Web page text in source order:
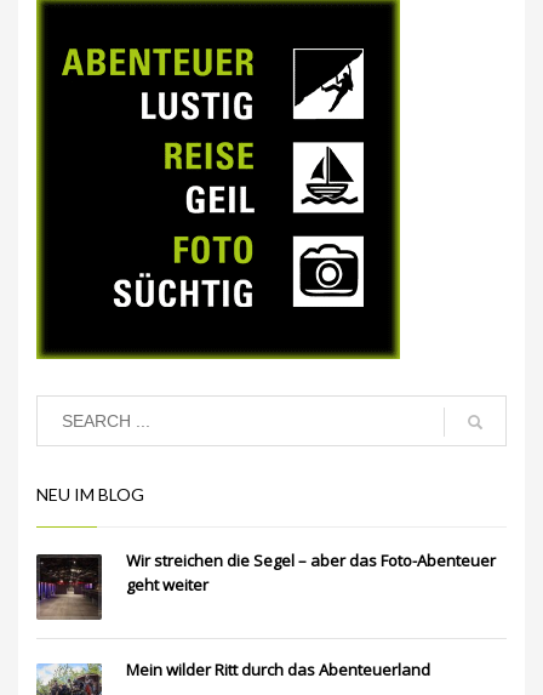
NEU IM BLOG
Wir streichen die Segel – aber das Foto-Abenteuer
geht weiter
Mein wilder Ritt durch das Abenteuerland